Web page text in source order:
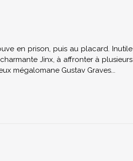
en prison, puis au placard. Inutile
Jinx, à affronter à plusieurs
mégalomane Gustav Graves...